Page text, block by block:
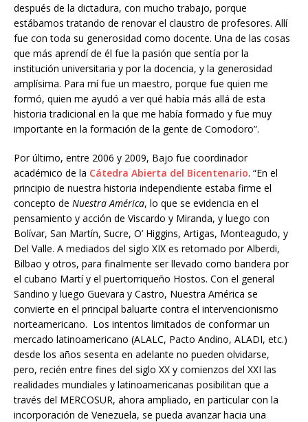
después de la dictadura, con mucho trabajo, porque
estábamos tratando de renovar el claustro de profesores. Allí
fue con toda su generosidad como docente. Una de las cosas
que más aprendí de él fue la pasión que sentía por la
institución universitaria y por la docencia, y la generosidad
amplísima. Para mí fue un maestro, porque fue quien me
formó, quien me ayudó a ver qué había más allá de esta
historia tradicional en la que me había formado y fue muy
importante en la formación de la gente de Comodoro”.
Por último, entre 2006 y 2009, Bajo fue coordinador
académico de la Cátedra Abierta del Bicentenario. “En el
principio de nuestra historia independiente estaba firme el
concepto de Nuestra América, lo que se evidencia en el
pensamiento y acción de Viscardo y Miranda, y luego con
Bolívar, San Martín, Sucre, O’ Higgins, Artigas, Monteagudo, y
Del Valle. A mediados del siglo XIX es retomado por Alberdi,
Bilbao y otros, para finalmente ser llevado como bandera por
el cubano Martí y el puertorriqueño Hostos. Con el general
Sandino y luego Guevara y Castro, Nuestra América se
convierte en el principal baluarte contra el intervencionismo
norteamericano. Los intentos limitados de conformar un
mercado latinoamericano (ALALC, Pacto Andino, ALADI, etc.)
desde los años sesenta en adelante no pueden olvidarse,
pero, recién entre fines del siglo XX y comienzos del XXI las
realidades mundiales y latinoamericanas posibilitan que a
través del MERCOSUR, ahora ampliado, en particular con la
incorporación de Venezuela, se pueda avanzar hacia una